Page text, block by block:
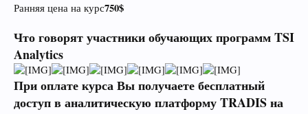
Ранняя цена на курс750$
Что говорят участники обучающих программ TSI
Analytics
При оплате курса Вы получаете бесплатный
доступ в аналитическую платформу TRADIS на